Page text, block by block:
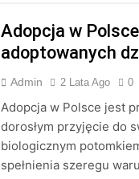
Adopcja w
adoptowanych
Admin 2 Lata Ago 0
Adopcja w Polsce jest
dorosłym przyjęcie do
biologicznym
spełnienia szeregu